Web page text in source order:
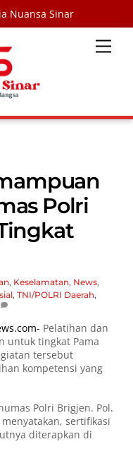
Nuansa Sinar
Polri
, Keselamatan, News,
,TNI/POLRI Daerah,
Pelatihan dan
untuk tingkat Pama
tersebut
kompetensi yang
Polri Brigjen. Pol.
menyatakan, sertifikasi
diterapkan di